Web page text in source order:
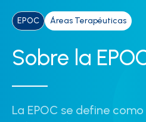
EPOC Áreas Terapéuticas
Sobre la
La EPOC se define